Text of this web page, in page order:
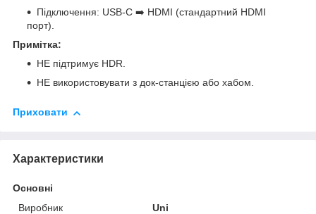
Підключення: USB-C ➡️ HDMI (стандартний HDMI
порт).
Примітка:
НЕ підтримує HDR.
НЕ використовувати з док-станцією або хабом.
Приховати
Характеристики
Основні
Виробник
Uni